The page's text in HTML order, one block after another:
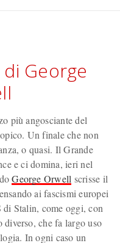
di George
più angosciante del
Un finale che non
o quasi. Il Grande
e ci domina, ieri nel
George Orwell scrisse il
ai fascismi europei
di Stalin, come oggi, con
diverso, che fa largo uso
In ogni caso un